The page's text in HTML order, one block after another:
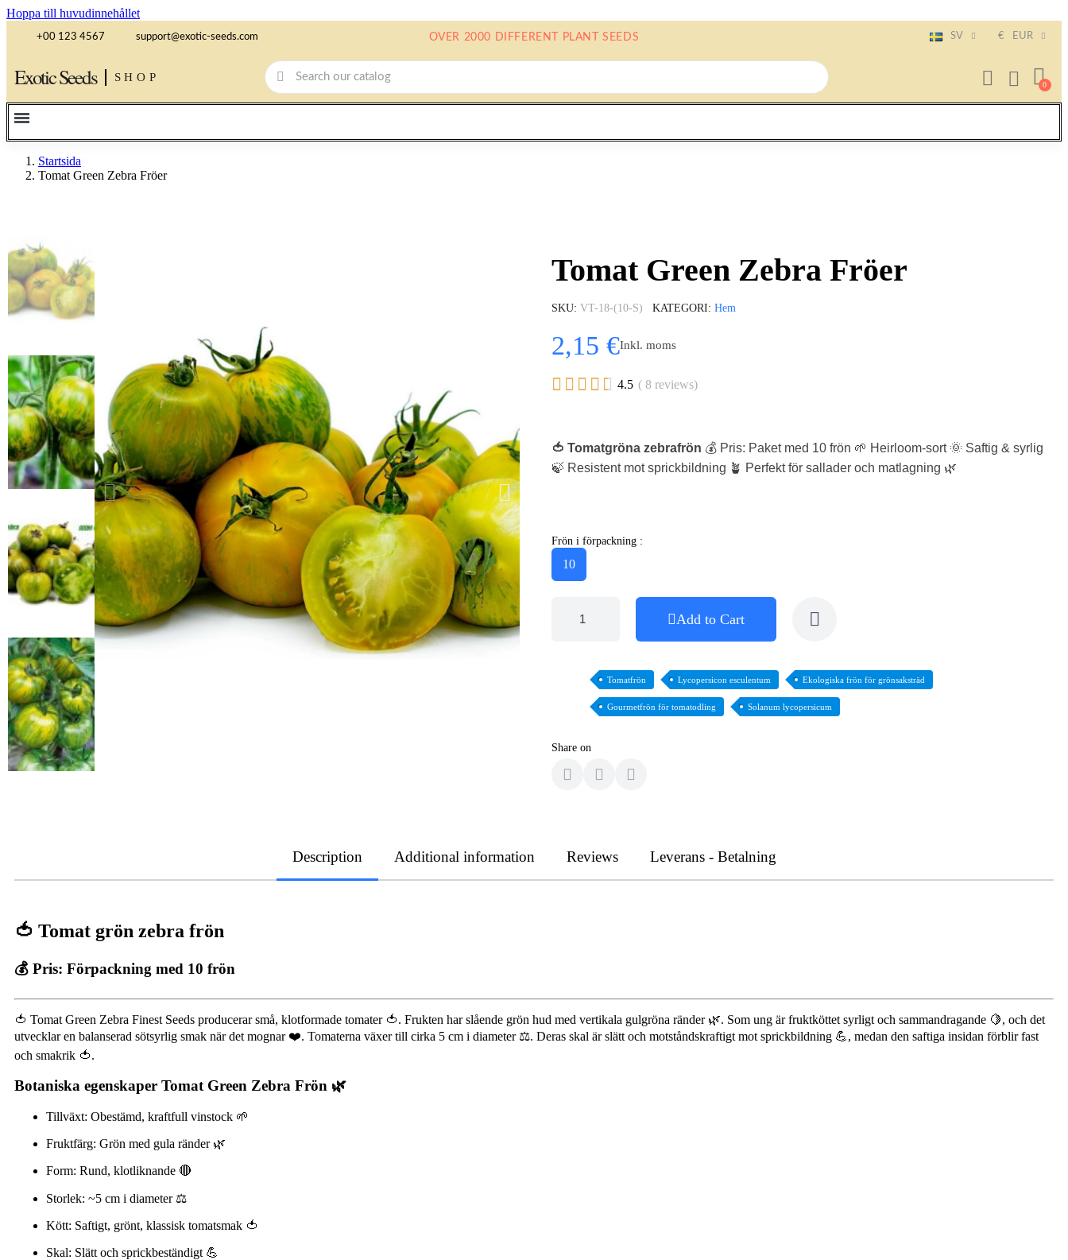
Hoppa till huvudinnehållet
+00 123 4567 support@exotic-seeds.com OVER 2000 DIFFERENT PLANT SEEDS SV € EUR
Exotic Seeds SHOP
Startsida
Tomat Green Zebra Fröer
Tomat Green Zebra Fröer
SKU VT-18-(10-S) KATEGORI Hem
2,15 €Inkl. moms
     4.5 ( 8 reviews)
🍅 Tomatgröna zebrafrön 💰 Pris: Paket med 10 frön 🌱 Heirloom-sort 🌞 Saftig & syrlig
🍃 Resistent mot sprickbildning 🪴 Perfekt för sallader och matlagning 🌿
Frön i förpackning :
10
Add to Cart
Tomatfrön Lycopersicon esculentum Ekologiska frön för grönsaksträd
Gourmetfrön för tomatodling Solanum lycopersicum
Share on
Description Additional information Reviews Leverans - Betalning
🍅 Tomat grön zebra frön
💰 Pris: Förpackning med 10 frön
🍅 Tomat Green Zebra Finest Seeds producerar små, klotformade tomater 🍅. Frukten har slående grön hud med vertikala gulgröna ränder 🌿. Som ung är fruktköttet syrligt och sammandragande 🍋, och det
utvecklar en balanserad sötsyrlig smak när det mognar ❤️. Tomaterna växer till cirka 5 cm i diameter ⚖️. Deras skal är slätt och motståndskraftigt mot sprickbildning 💪, medan den saftiga insidan förblir fast
och smakrik 🍅.
Botaniska egenskaper Tomat Green Zebra Frön 🌿
Tillväxt: Obestämd, kraftfull vinstock 🌱
Fruktfärg: Grön med gula ränder 🌿
Form: Rund, klotliknande 🔴
Storlek: ~5 cm i diameter ⚖️
Kött: Saftigt, grönt, klassisk tomatsmak 🍅
Skal: Slätt och sprickbeständigt 💪